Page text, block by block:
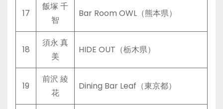
17
飯塚 千
智
Bar Room OWL（熊本県）
18
須永 真
美
HIDE OUT（栃木県）
19
前沢 綾
花
Dining Bar Leaf（東京都）